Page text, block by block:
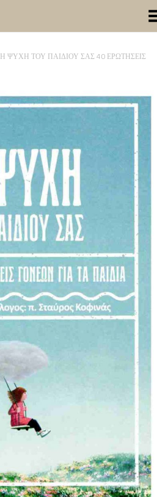
Toggle
Η ΨΥΧΗ ΤΟΥ ΠΑΙΔΙΟΥ ΣΑΣ 40 ΕΡΩΤΗΣΕΙΣ